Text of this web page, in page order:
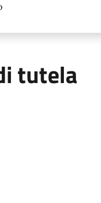
tutela